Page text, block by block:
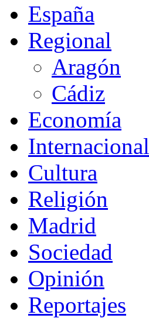
España
Regional
Aragón
Cádiz
Economía
Internacional
Cultura
Religión
Madrid
Sociedad
Opinión
Reportajes